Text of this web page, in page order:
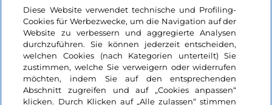
Login
Bleiben wir in Kontakt
Diese Website verwendet technische und Profiling-
Cookies für Werbezwecke, um die Navigation auf der
Website zu verbessern und aggregierte Analysen
durchzuführen. Sie können jederzeit entscheiden,
welchen Cookies (nach Kategorien unterteilt) Sie
zustimmen, welche Sie verweigern oder widerrufen
möchten, indem Sie auf den entsprechenden
Abschnitt zugreifen und auf „Cookies anpassen“
klicken. Durch Klicken auf „Alle zulassen“ stimmen